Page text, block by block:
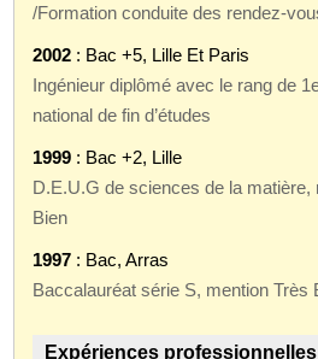
/Formation conduite des rendez-
2002 : Bac +5, Lille Et Paris
Ingénieur diplômé avec le rang de
national de fin d’études
1999 : Bac +2, Lille
D.E.U.G de sciences de la matière,
Bien
1997 : Bac, Arras
Baccalauréat série S, mention Très
Expériences professionnelles